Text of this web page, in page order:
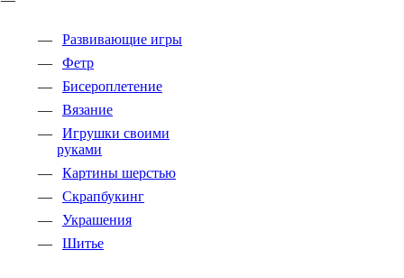
Развивающие игры
Фетр
Бисероплетение
Вязание
Игрушки своими
руками
Картины шерстью
Скрапбукинг
Украшения
Шитье